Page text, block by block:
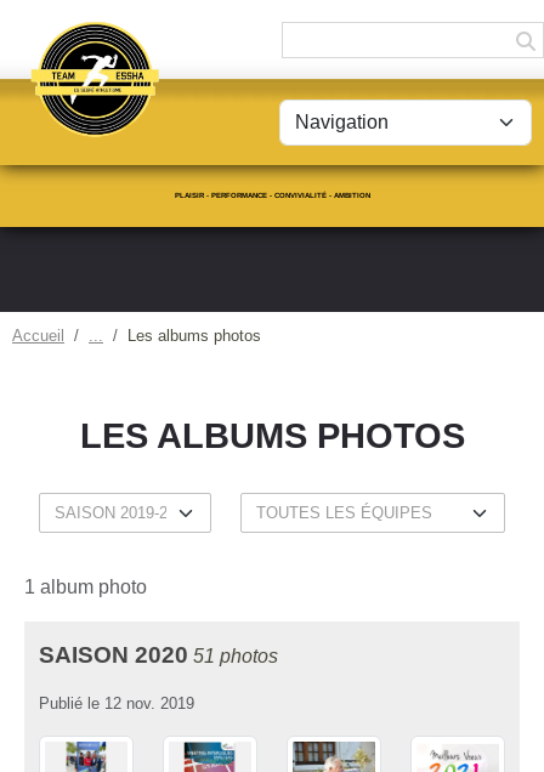
PLAISIR - PERFORMANCE - CONVIVIALITÉ - AMBITION
Accueil Les albums photos
LES ALBUMS PHOTOS
1 album photo
SAISON 2020 51 photos
Publié le 12 nov. 2019